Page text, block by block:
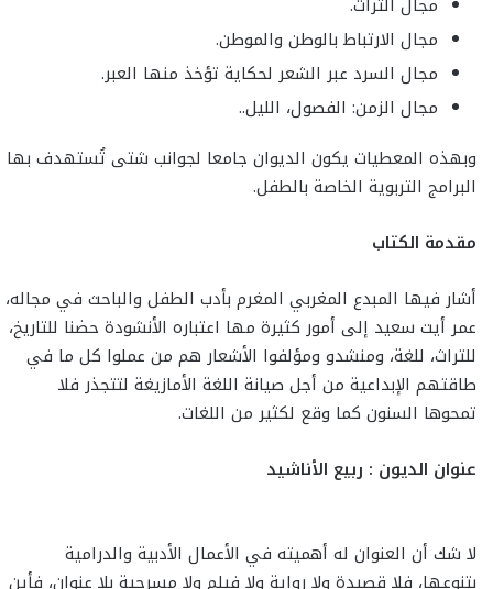
مجال الارتباط بالوطن والموطن.
مجال السرد عبر الشعر لحكاية تؤخذ منها العبر.
مجال الزمن: الفصول، الليل..
وبهذه المعطيات يكون الديوان جامعا لجوانب شتى تُستهدف بها
البرامج التربوية الخاصة بالطفل.
مقدمة الكتاب
أشار فيها المبدع المغربي المغرم بأدب الطفل والباحث في مجاله،
عمر أيت سعيد إلى أمور كثيرة مها اعتباره الأنشودة حضنا للتاريخ،
للتراث، للغة، ومنشدو ومؤلفوا الأشعار هم من عملوا كل ما في
طاقتهم الإبداعية من أجل صيانة اللغة الأمازيغة لتتجذر فلا
تمحوها السنون كما وقع لكثير من اللغات.
عنوان الديون : ربيع الأناشيد
لا شك أن العنوان له أهميته في الأعمال الأدبية والدرامية
بتنوعها، فلا قصيدة ولا رواية ولا فيلم ولا مسرحية بلا عنوان، فأين